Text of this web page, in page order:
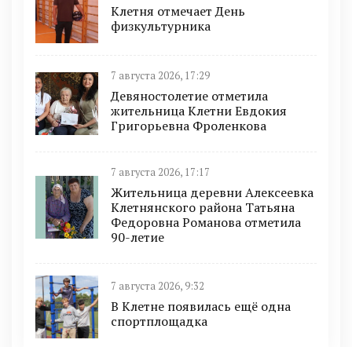
Клетня отмечает День
физкультурника
7 августа 2026, 17:29
Девяностолетие отметила
жительница Клетни Евдокия
Григорьевна Фроленкова
7 августа 2026, 17:17
Жительница деревни Алексеевка
Клетнянского района Татьяна
Федоровна Романова отметила
90-летие
7 августа 2026, 9:32
В Клетне появилась ещё одна
спортплощадка